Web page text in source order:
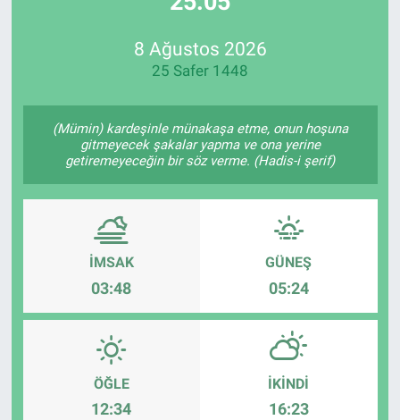
8 Ağustos 2026
25 Safer 1448
(Mümin) kardeşinle münakaşa etme, onun hoşuna
gitmeyecek şakalar yapma ve ona yerine
getiremeyeceğin bir söz verme. (Hadis-i şerif)
İMSAK
03:48
GÜNEŞ
05:24
ÖĞLE
12:34
İKINDI
16:23
Özel Haberler
Kadın
Erişim Bilgileri
Sağlık
Ramazan